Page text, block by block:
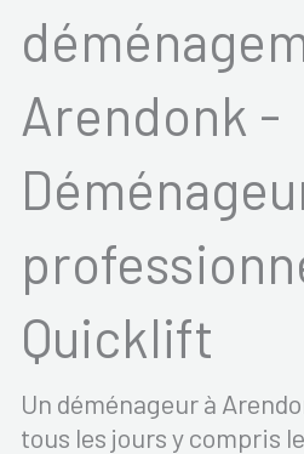
Arendonk -
Quicklift
Un déménageur à
tous les jours y compris